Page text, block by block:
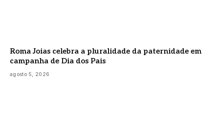
Roma Joias celebra a pluralidade da paternidade em
campanha de Dia dos Pais
agosto 5, 2026